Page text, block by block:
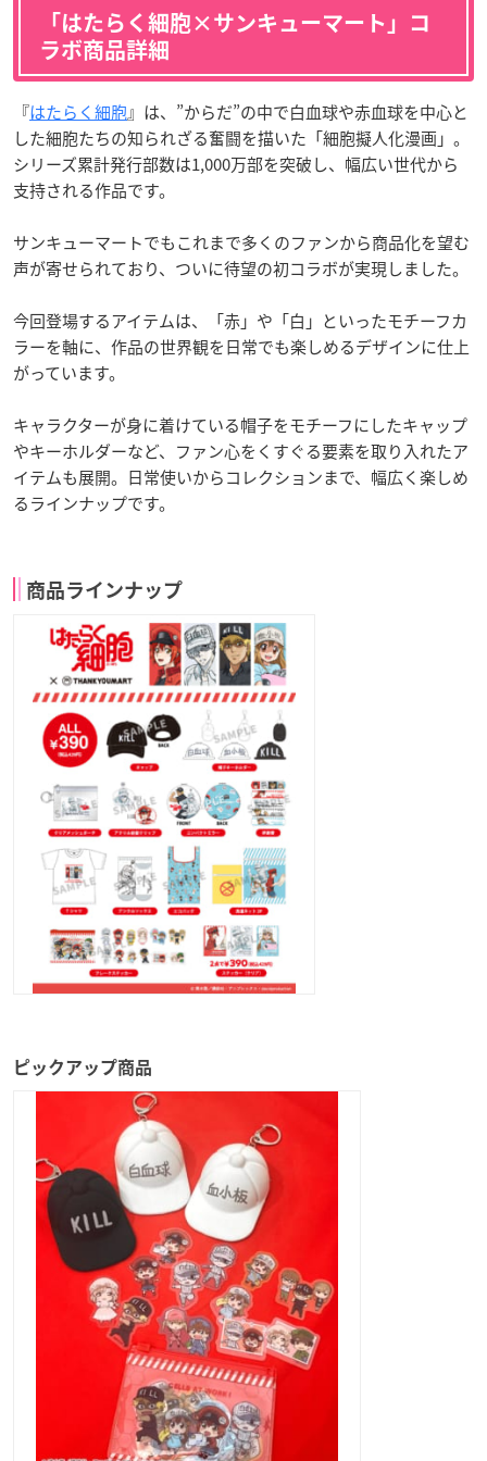
「はたらく細胞×サンキューマート」コ
ラボ商品詳細
『はたらく細胞』は、”からだ”の中で白血球や赤血球を中心と
した細胞たちの知られざる奮闘を描いた「細胞擬人化漫画」。
シリーズ累計発行部数は1,000万部を突破し、幅広い世代から
支持される作品です。
サンキューマートでもこれまで多くのファンから商品化を望む
声が寄せられており、ついに待望の初コラボが実現しました。
今回登場するアイテムは、「赤」や「白」といったモチーフカ
ラーを軸に、作品の世界観を日常でも楽しめるデザインに仕上
がっています。
キャラクターが身に着けている帽子をモチーフにしたキャップ
やキーホルダーなど、ファン心をくすぐる要素を取り入れたア
イテムも展開。日常使いからコレクションまで、幅広く楽しめ
るラインナップです。
商品ラインナップ
ピックアップ商品